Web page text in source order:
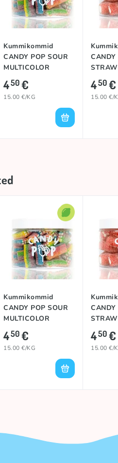
Kummikommid
CANDY POP SOUR
MULTICOLOR
BRICKS, 300g
450€
15.00 €/KG
CANDY
450€
15.00 €/
Kummikommid
CANDY POP SOUR
MULTICOLOR
BRICKS, 300g
450€
15.00 €/KG
CANDY
450€
15.00 €/